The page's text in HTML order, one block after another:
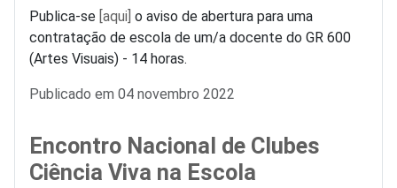
Publica-se [aqui] o aviso de abertura para uma
contratação de escola de um/a docente do GR 600
(Artes Visuais) - 14 horas.
Detalhes
Publicado em 04 novembro 2022
Encontro Nacional de Clubes
Ciência Viva na Escola